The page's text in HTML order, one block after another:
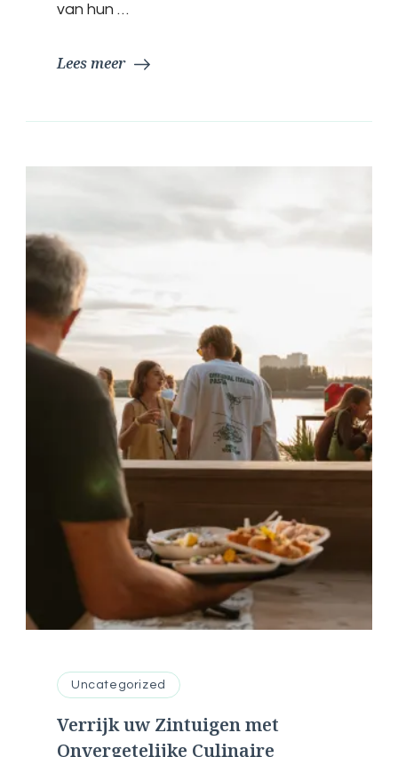
van hun …
Lees meer
Uncategorized
Verrijk uw Zintuigen met
Onvergetelijke Culinaire